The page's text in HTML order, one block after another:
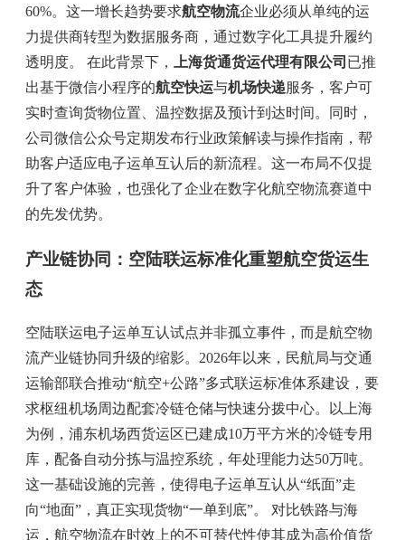
60%。这一增长趋势要求航空物流企业必须从单纯的运
力提供商转型为数据服务商，通过数字化工具提升履约
透明度。 在此背景下，
上海货通货运代理有限公司 已推
出基于微信小程序的航空快运与机场快递服务，客户可
实时查询货物位置、温控数据及预计到达时间。同时，
公司微信公众号定期发布行业政策解读与操作指南，帮
助客户适应电子运单互认后的新流程。这一布局不仅提
升了客户体验，也强化了企业在数字化航空物流赛道中
的先发优势。
产业链协同：空陆联运标准化重塑航空货运生
态
空陆联运电子运单互认试点并非孤立事件，而是航空物
流产业链协同升级的缩影。2026年以来，民航局与交通
运输部联合推动“航空+公路”多式联运标准体系建设，要
求枢纽机场周边配套冷链仓储与快速分拨中心。以上海
为例，浦东机场西货运区已建成10万平方米的冷链专用
库，配备自动分拣与温控系统，年处理能力达50万吨。
这一基础设施的完善，使得电子运单互认从“纸面”走
向“地面”，真正实现货物“一单到底”。 对比铁路与海
运，航空物流在时效上的不可替代性使其成为高价值货